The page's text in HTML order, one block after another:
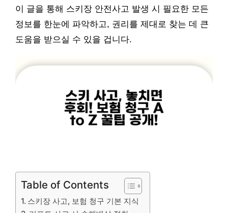
이 글을 통해 스키장 안전사고 발생 시 필요한 모든
정보를 한눈에 파악하고, 권리를 제대로 찾는 데 큰
도움을 받으실 수 있을 겁니다.
Table of Contents
스키장 사고, 보험 청구 기본 지식